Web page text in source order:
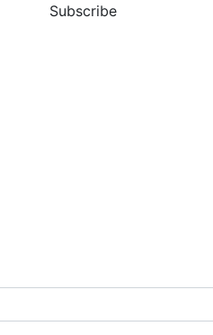
Subscribe